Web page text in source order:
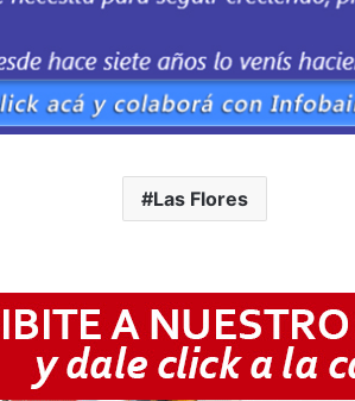
Las Flores